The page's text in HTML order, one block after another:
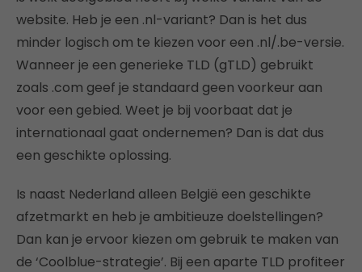
website. Heb je een .nl-variant? Dan is het dus
minder logisch om te kiezen voor een .nl/.be-versie.
Wanneer je een generieke TLD (gTLD) gebruikt
zoals .com geef je standaard geen voorkeur aan
voor een gebied. Weet je bij voorbaat dat je
internationaal gaat ondernemen? Dan is dat dus
een geschikte oplossing.
Is naast Nederland alleen België een geschikte
afzetmarkt en heb je ambitieuze doelstellingen?
Dan kan je ervoor kiezen om gebruik te maken van
de ‘Coolblue-strategie’. Bij een aparte TLD profiteer